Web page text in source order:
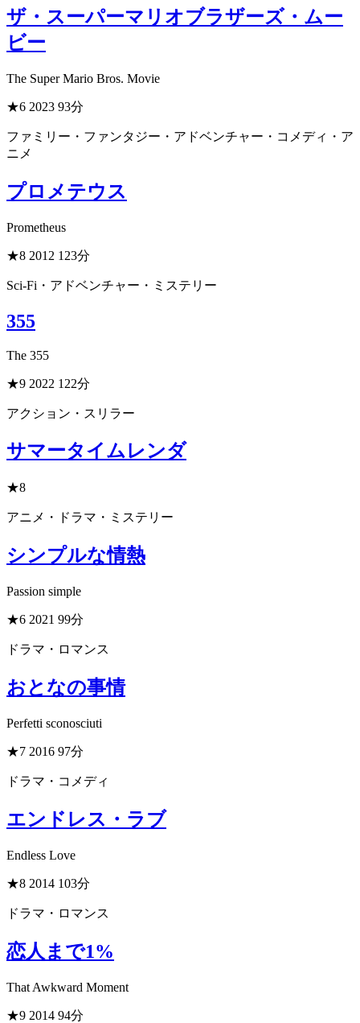
ザ・スーパーマリオブラザーズ・ムー
ビー
The Super Mario Bros. Movie
★6 2023 93分
ファミリー・ファンタジー・アドベンチャー・コメディ・ア
ニメ
プロメテウス
Prometheus
★8 2012 123分
Sci-Fi・アドベンチャー・ミステリー
355
The 355
★9 2022 122分
アクション・スリラー
サマータイムレンダ
★8
アニメ・ドラマ・ミステリー
シンプルな情熱
Passion simple
★6 2021 99分
ドラマ・ロマンス
おとなの事情
Perfetti sconosciuti
★7 2016 97分
ドラマ・コメディ
エンドレス・ラブ
Endless Love
★8 2014 103分
ドラマ・ロマンス
恋人まで1%
That Awkward Moment
★9 2014 94分